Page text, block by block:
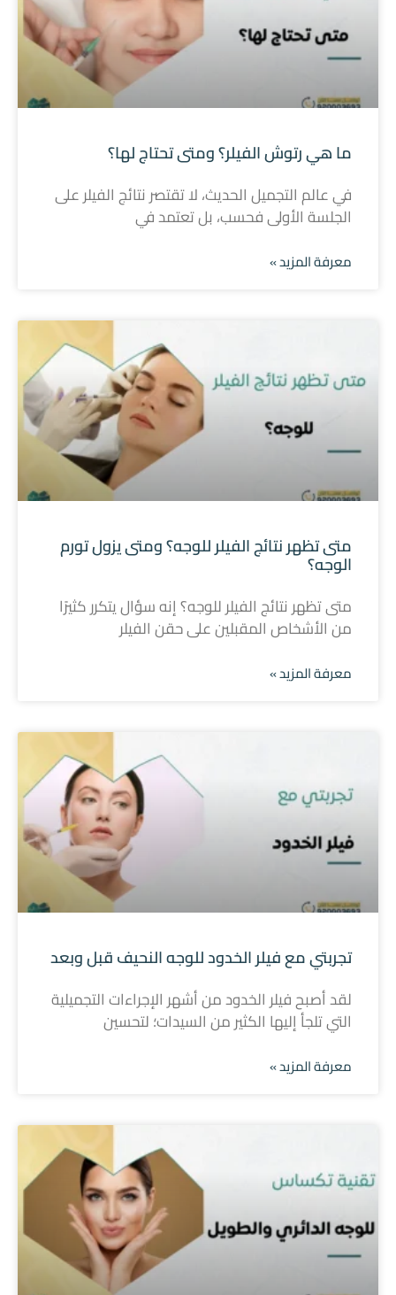
ما هي رتوش الفيلر؟ ومتى تحتاج لها؟
في عالم التجميل الحديث، لا تقتصر نتائج الفيلر على
الجلسة الأولى فحسب، بل تعتمد في
معرفة المزيد »
متى تظهر نتائج الفيلر للوجه؟ ومتى يزول تورم
الوجه؟
متى تظهر نتائج الفيلر للوجه؟ إنه سؤال يتكرر كثيرًا
من الأشخاص المقبلين على حقن الفيلر
معرفة المزيد »
تجربتي مع فيلر الخدود للوجه النحيف قبل وبعد
لقد أصبح فيلر الخدود من أشهر الإجراءات التجميلية
التي تلجأ إليها الكثير من السيدات؛ لتحسين
معرفة المزيد »